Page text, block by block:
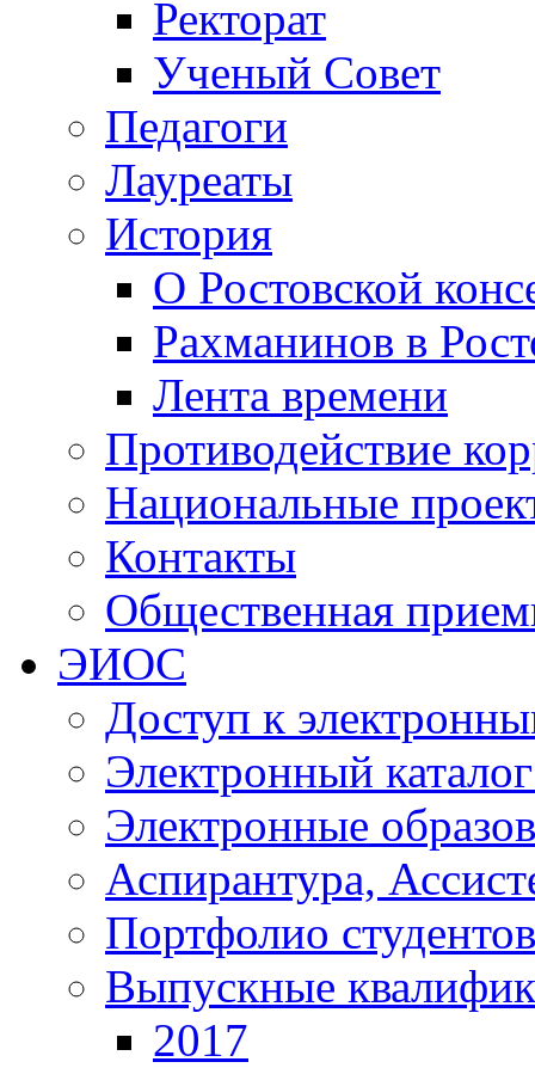
Ректорат
Ученый Совет
Педагоги
Лауреаты
История
О Ростовской
Рахманинов в
Лента времени
Противодействие
Национальные
Контакты
Общественная
ЭИОС
Доступ к
Электронный
Электронные
Аспирантура,
Портфолио студентов
Выпускные
2017